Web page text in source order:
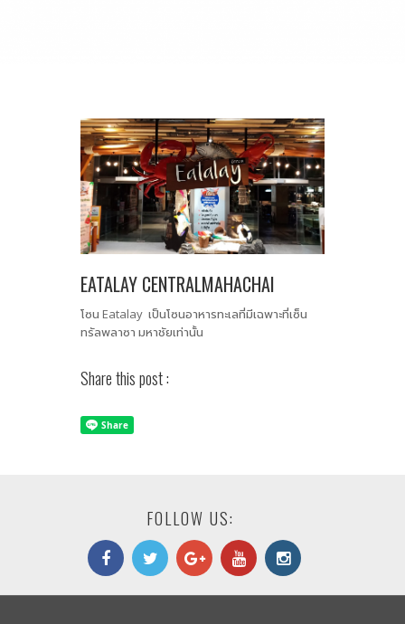
EATALAY CENTRALMAHACHAI
โซน Eatalay เป็นโซนอาหารทะเลที่มีเฉพาะที่เซ็น
ทรัลพลาซา มหาชัยเท่านั้น
Share this post :
FOLLOW US: